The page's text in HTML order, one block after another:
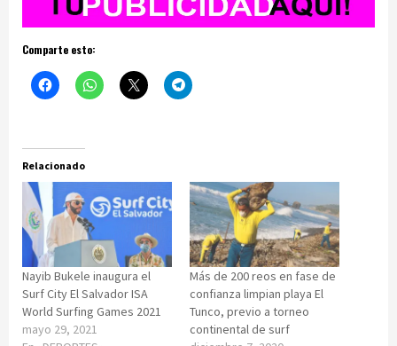
Comparte esto:
Relacionado
Nayib Bukele inaugura el
Surf City El Salvador ISA
World Surfing Games 2021
mayo 29, 2021
Más de 200 reos en fase de
confianza limpian playa El
Tunco, previo a torneo
continental de surf